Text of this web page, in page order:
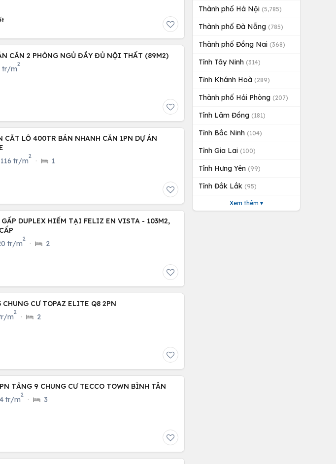
CĂN 2 PHÒNG NGỦ ĐẦY ĐỦ NỘI THẤT (89M2)
tr/m
2
CẮT LỖ 400TR BÁN NHANH CĂN 1PN DỰ ÁN
116 tr/m
2
· 1
DUPLEX HIẾM TẠI FELIZ EN VISTA - 103M2,
tr/m
2
· 2
CƯ TOPAZ ELITE Q8 2PN
m
2
· 2
TẦNG 9 CHUNG CƯ TECCO TOWN BÌNH TÂN
tr/m
2
· 3
Thành phố Hà Nội (5,785)
Thành phố Đà Nẵng (785)
Thành phố Đồng Nai (368)
Tỉnh Tây Ninh (314)
Tỉnh Khánh Hoà (289)
Thành phố Hải Phòng (207)
Tỉnh Lâm Đồng (181)
Tỉnh Bắc Ninh (104)
Tỉnh Gia Lai (100)
Tỉnh Hưng Yên (99)
Tỉnh Đắk Lắk (95)
Xem thêm ▾